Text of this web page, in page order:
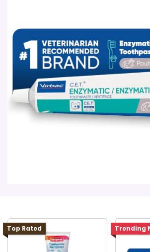
Top Rated Trending